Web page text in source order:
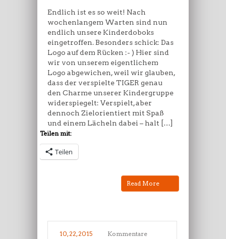
Endlich ist es so weit! Nach
wochenlangem Warten sind nun
endlich unsere Kinderdoboks
eingetroffen. Besonders schick: Das
Logo auf dem Rücken :- ) Hier sind
wir von unserem eigentlichem
Logo abgewichen, weil wir glauben,
dass der verspielte TIGER genau
den Charme unserer Kindergruppe
widerspiegelt: Verspielt, aber
dennoch Zielorientiert mit Spaß
und einem Lächeln dabei – halt […]
Teilen mit:
Teilen
Read More
10, 22, 2015
Kommentare